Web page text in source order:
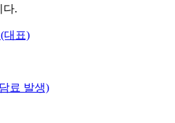
다.
대표)
료 발생)